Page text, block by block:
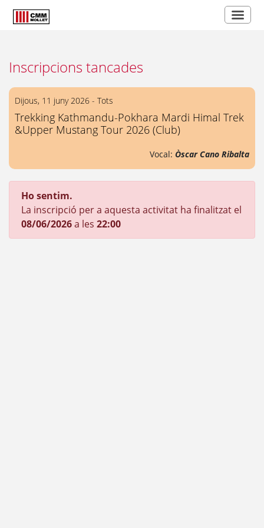
Inscripcions tancades
Dijous, 11 juny 2026 - Tots
Trekking Kathmandu-Pokhara Mardi Himal Trek
&Upper Mustang Tour 2026 (Club)
Vocal: Òscar Cano Ribalta
Ho sentim.
La inscripció per a aquesta activitat ha finalitzat el
08/06/2026a les 22:00